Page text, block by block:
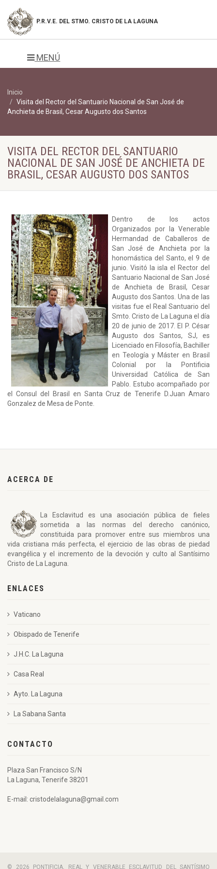
P.R.V.E. DEL STMO. CRISTO DE LA LAGUNA
MENÚ
Inicio
Visita del Rector del Santuario Nacional de San José de
Anchieta de Brasil, Cesar Augusto dos Santos
VISITA DEL RECTOR DEL SANTUARIO
NACIONAL DE SAN JOSÉ DE ANCHIETA DE
BRASIL, CESAR AUGUSTO DOS SANTOS
Dentro de los actos
Organizados por la Venerable
Hermandad de Caballeros de
San José de Anchieta por la
honomástica del Santo, el 9 de
junio. Visitó la isla el Rector del
Santuario Nacional de San José
de Anchieta de Brasil, Cesar
Augusto dos Santos. Una de las
visitas fue el Real Santuario del
Smto. Cristo de La Laguna el día
20 de junio de 2017. El P. César
Augusto dos Santos, SJ, es
Licenciado en Filosofía, Bachiller
en Teología y Máster en Brasil
Colonial por la Pontificia
Universidad Católica de San
Pablo. Estubo acompañado por
el Consul del Brasil en Santa Cruz de Tenerife D.Juan Amaro
Gonzalez de Mesa de Ponte.
ACERCA DE
La Esclavitud es una asociación pública de fieles
sometida a las normas del derecho canónico,
constituida para promover entre sus miembros una
vida cristiana más perfecta, el ejercicio de las obras de piedad
evangélica y el incremento de la devoción y culto al Santísimo
Cristo de La Laguna.
ENLACES
Vaticano
Obispado de Tenerife
J.H.C. La Laguna
Casa Real
Ayto. La Laguna
La Sabana Santa
CONTACTO
Plaza San Francisco S/N
La Laguna, Tenerife 38201
E-mail: cristodelalaguna@gmail.com
© 2026 PONTIFICIA, REAL Y VENERABLE ESCLAVITUD DEL SANTÍSIMO